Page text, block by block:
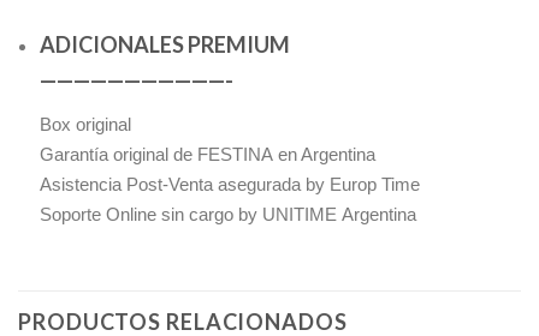
ADICIONALES PREMIUM
———————————-
Box original
Garantía original de FESTINA en Argentina
Asistencia Post-Venta asegurada by Europ Time
Soporte Online sin cargo by UNITIME Argentina
PRODUCTOS RELACIONADOS